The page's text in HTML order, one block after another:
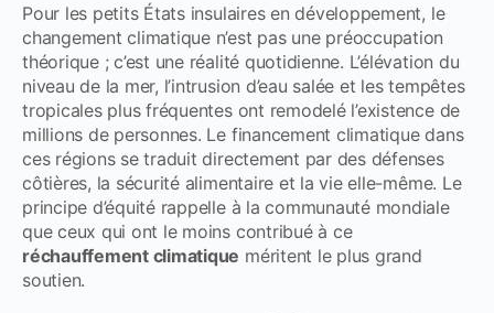
Pour les petits États insulaires en développement, le
changement climatique n’est pas une préoccupation
théorique ; c’est une réalité quotidienne. L’élévation du
niveau de la mer, l’intrusion d’eau salée et les tempêtes
tropicales plus fréquentes ont remodelé l’existence de
millions de personnes. Le financement climatique dans
ces régions se traduit directement par des défenses
côtières, la sécurité alimentaire et la vie elle-même. Le
principe d’équité rappelle à la communauté mondiale
que ceux qui ont le moins contribué à ce
réchauffement climatique méritent le plus grand
soutien.